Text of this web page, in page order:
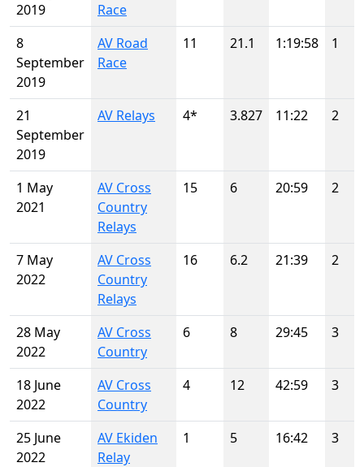
2019
Race
8
September
2019
AV Road
Race
11 21.1 1:19:58 1
21
September
2019
AV Relays 4* 3.827 11:22 2
1 May
2021
AV Cross
Country
Relays
15 6 20:59 2
7 May
2022
AV Cross
Country
Relays
16 6.2 21:39 2
28 May
2022
AV Cross
Country
6 8 29:45 3
18 June
2022
AV Cross
Country
4 12 42:59 3
25 June
2022
AV Ekiden
Relay
1 5 16:42 3